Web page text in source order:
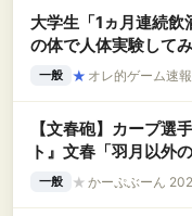
大学生「1ヵ月連続
の体で人体実験して
ｗ
一般 ★ オレ的ゲーム速
【文春砲】カープ選
ト』文春「羽月以外
一般 ★ かーぷぶーん